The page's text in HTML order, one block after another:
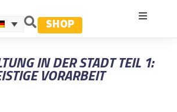
SHOP
IN DER STADT TEIL 1:
VORARBEIT